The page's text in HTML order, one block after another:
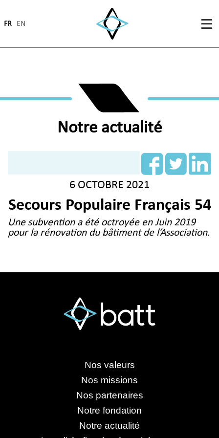
FR EN
Notre actualité
6 OCTOBRE 2021
Secours Populaire Français 54
Une subvention a été octroyée en Juin 2019
pour la rénovation du bâtiment de l’Association.
Nos valeurs
Nos missions
Nos partenaires
Notre fondation
Notre actualité